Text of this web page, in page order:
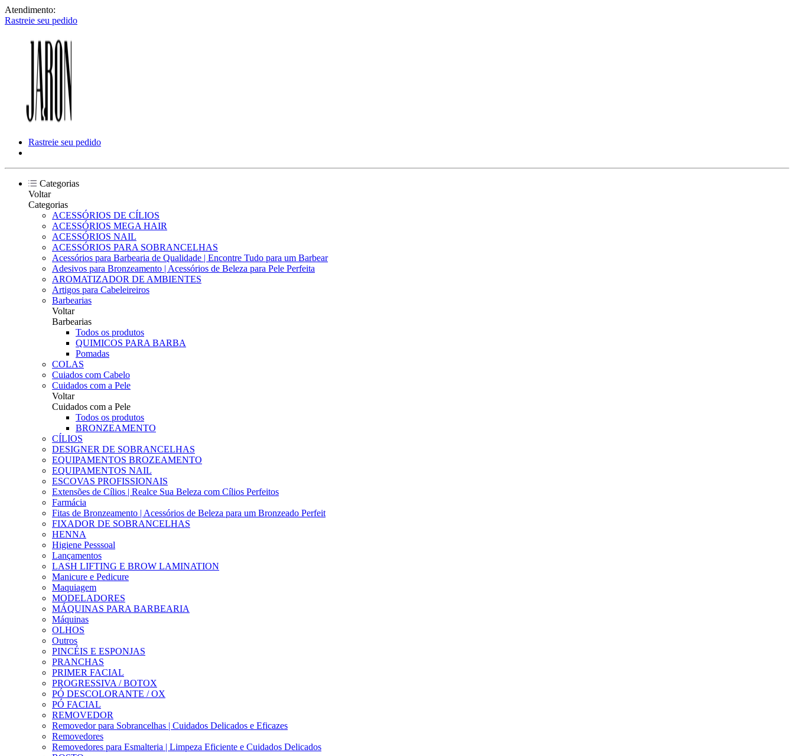
Atendimento:
Rastreie seu pedido
Rastreie seu pedido
Categorias
Voltar
Categorias
ACESSÓRIOS DE CÍLIOS
ACESSÓRIOS MEGA HAIR
ACESSÓRIOS NAIL
ACESSÓRIOS PARA SOBRANCELHAS
Acessórios para Barbearia de Qualidade | Encontre Tudo para um Barbear
Adesivos para Bronzeamento | Acessórios de Beleza para Pele Perfeita
AROMATIZADOR DE AMBIENTES
Artigos para Cabeleireiros
Barbearias
Voltar
Barbearias
Todos os produtos
QUIMICOS PARA BARBA
Pomadas
COLAS
Cuiados com Cabelo
Cuidados com a Pele
Voltar
Cuidados com a Pele
Todos os produtos
BRONZEAMENTO
CÍLIOS
DESIGNER DE SOBRANCELHAS
EQUIPAMENTOS BROZEAMENTO
EQUIPAMENTOS NAIL
ESCOVAS PROFISSIONAIS
Extensões de Cílios | Realce Sua Beleza com Cílios Perfeitos
Farmácia
Fitas de Bronzeamento | Acessórios de Beleza para um Bronzeado Perfeit
FIXADOR DE SOBRANCELHAS
HENNA
Higiene Pesssoal
Lançamentos
LASH LIFTING E BROW LAMINATION
Manicure e Pedicure
Maquiagem
MODELADORES
MÁQUINAS PARA BARBEARIA
Máquinas
OLHOS
Outros
PINCÉIS E ESPONJAS
PRANCHAS
PRIMER FACIAL
PROGRESSIVA / BOTOX
PÓ DESCOLORANTE / OX
PÓ FACIAL
REMOVEDOR
Removedor para Sobrancelhas | Cuidados Delicados e Eficazes
Removedores
Removedores para Esmalteria | Limpeza Eficiente e Cuidados Delicados